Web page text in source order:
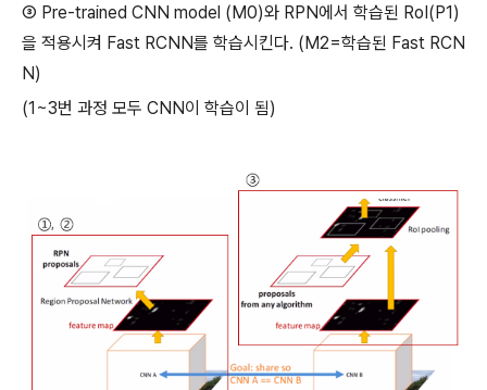
③ Pre-trained CNN model (M0)와 RPN에서 학습된 RoI(P1)
을 적용시켜 Fast RCNN를 학습시킨다. (M2=학습된 Fast RCN
N)
(1~3번 과정 모두 CNN이 학습이 됨)